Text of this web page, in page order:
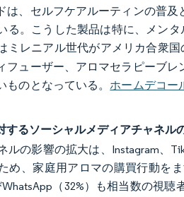
は、セルフケアルーティンの普
る。こうした製品は特に、メン
ミレニアル世代がアメリカ合衆
フューザー、アロマセラピーブ
ものとなっている。ホームデコー
するソーシャルメディアチャネル
ルの影響の拡大は、Instagram、
め、家庭用アロマの購買行動を
WhatsApp（32%）も相当数の視